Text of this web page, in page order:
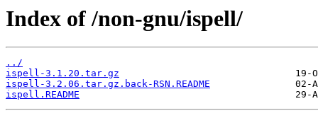
Index of /non-gnu/ispell/
../
ispell-3.1.20.tar.gz
ispell-3.2.06.tar.gz.back-RSN.README
ispell.README